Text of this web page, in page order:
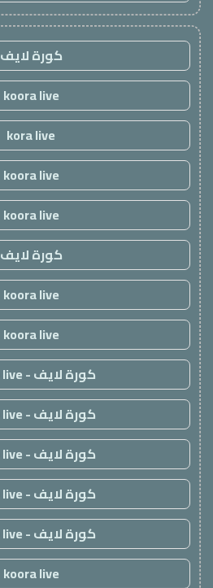
كورة لايف
koora live
kora live
koora live
koora live
كورة لايف
koora live
koora live
كورة لايف - koora live
كورة لايف - koora live
كورة لايف - koora live
كورة لايف - koora live
كورة لايف - koora live
koora live